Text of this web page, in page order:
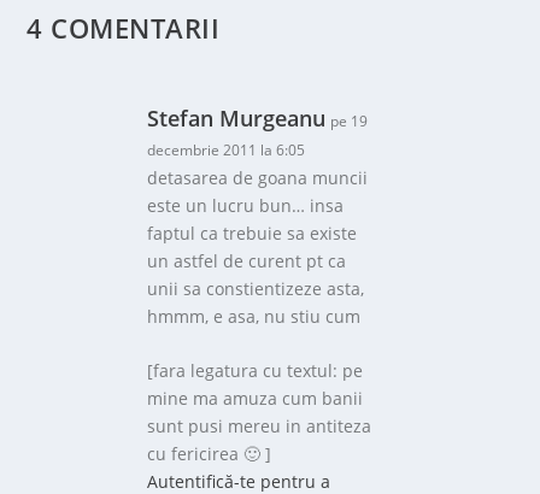
4 COMENTARII
Stefan Murgeanu pe 19
decembrie 2011 la 6:05
detasarea de goana muncii
este un lucru bun… insa
faptul ca trebuie sa existe
un astfel de curent pt ca
unii sa constientizeze asta,
hmmm, e asa, nu stiu cum
[fara legatura cu textul: pe
mine ma amuza cum banii
sunt pusi mereu in antiteza
cu fericirea 🙂 ]
Autentifică-te pentru a